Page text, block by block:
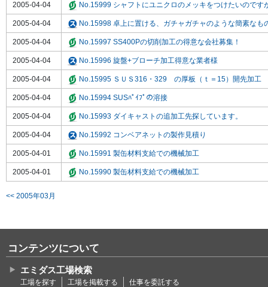
2005-04-04 No.15999 シャフトにユニクロのメッキをつけたいのです
2005-04-04 No.15998 卓上に置ける、ガチャガチャのような簡素なも
2005-04-04 No.15997 SS400Pの切削加工の得意な会社募集！
2005-04-04 No.15996 旋盤+ブローチ加工得意な業者様
2005-04-04 No.15995 ＳＵＳ316・329 の厚板（ｔ＝15）開先加工
2005-04-04 No.15994 SUSﾊﾟｲﾌﾟの溶接
2005-04-04 No.15993 ダイキャストの追加工先探しています。
2005-04-04 No.15992 コンベアネットの製作見積り
2005-04-01 No.15991 製缶材料支給での機械加工
2005-04-01 No.15990 製缶材料支給での機械加工
<< 2005年03月
コンテンツについて
エミダス工場検索
工場を探す 工場を掲載する 仕事を委託する